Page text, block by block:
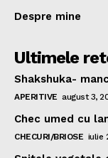
Despre mine
Ultimele
Shakshuka-
APERITIVE august 3,
Chec umed cu
CHECURI/BRIOSE iulie